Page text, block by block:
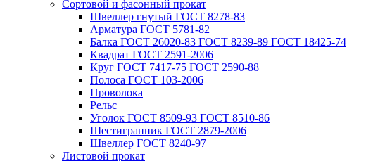
Сортовой и фасонный прокат
Швеллер гнутый ГОСТ 8278-83
Арматура ГОСТ 5781-82
Балка ГОСТ 26020-83 ГОСТ 8239-89 ГОСТ 18425-74
Квадрат ГОСТ 2591-2006
Круг ГОСТ 7417-75 ГОСТ 2590-88
Полоса ГОСТ 103-2006
Проволока
Рельс
Уголок ГОСТ 8509-93 ГОСТ 8510-86
Шестигранник ГОСТ 2879-2006
Швеллер ГОСТ 8240-97
Листовой прокат